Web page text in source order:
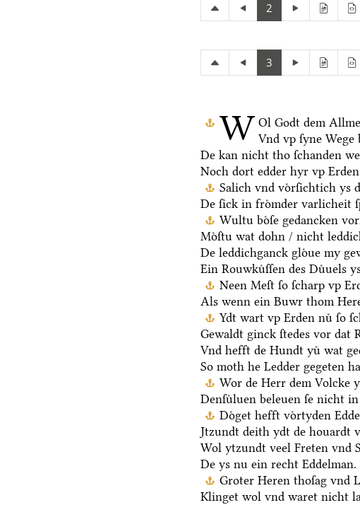
2
3
W Ol Godt dem
Vnd vp ſyne
De kan nicht tho ſchanden
Noch dort edder hyr vp
Salich vnd voͤrſichtich ys
De ſick in froͤmder varlicheit
Wultu boͤſe gedancken
Moͤſtu wat dohn / nicht
De leddichganck gloͤue my
Ein Rouwkuͤſſen des Duͤuels
Neen Meſt ſo ſcharp vp
Als wenn ein Buwr thom
Ydt wart vp Erden nuͤ ſo
Gewaldt ginck ſtedes vor dat
Vnd hefft de Hundt yuͤ wat
So moth he Ledder gegeten
Wor de Herr dem Volcke
Denſuͤluen beleuen ſe nicht
Doͤget hefft voͤrtyden
Jtzundt deith ydt de houardt
Wol ytzundt veel Freten vnd
De ys nu ein recht Eddelman.
Groter Heren thoſag vnd
Klinget wol vnd waret nicht